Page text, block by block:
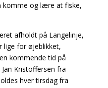
komme og lære at fiske,
afholdt på Langelinje,
lige for øjeblikket,
kommende tid på
Kristoffersen fra
hver tirsdag fra